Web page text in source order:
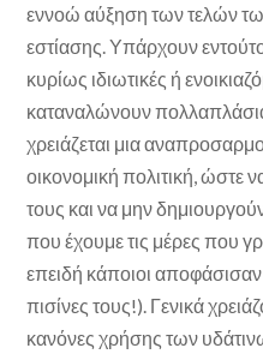
εννοώ αύξηση των τελών
εστίασης. Υπάρχουν
κυρίως ιδιωτικές ή
καταναλώνουν
χρειάζεται μια
οικονομική πολιτική, ώστε
τους και να μην
που έχουμε τις μέρες που
επειδή κάποιοι αποφάσισαν
πισίνες τους!). Γενικά
κανόνες χρήσης των